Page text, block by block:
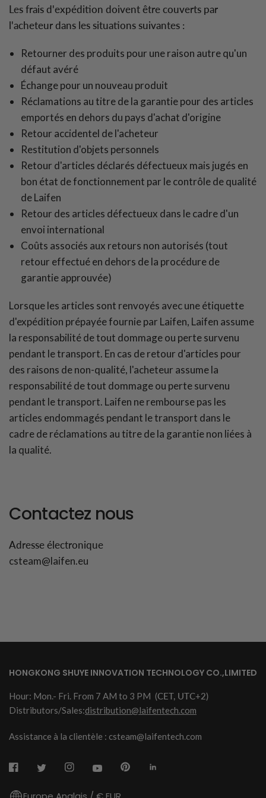
Les frais d'expédition doivent être couverts par
l'acheteur dans les situations suivantes :
Retourner des produits pour une raison autre qu'un
défaut avéré
Échange pour un nouveau produit
Réclamations au titre de la garantie pour des articles
emportés en dehors du pays d'achat d'origine
Retour accidentel de l'acheteur
Restitution d'objets personnels
Retour d'articles déclarés défectueux mais jugés en
bon état de fonctionnement par le contrôle de qualité
de Laifen
Retour des articles défectueux dans le cadre d'un
envoi international
Coûts associés aux retours non autorisés (tout
retour effectué en dehors de la procédure de
garantie approuvée)
Lorsque les articles sont renvoyés avec une étiquette
d'expédition prépayée fournie par Laifen, Laifen assume
la responsabilité de tout dommage ou perte survenu
pendant le transport. En cas de retour d'articles pour
des raisons de non-qualité, l'acheteur assume la
responsabilité de tout dommage ou perte survenu
pendant le transport. Laifen ne rembourse pas les
articles endommagés pendant le transport dans le
cadre de réclamations au titre de la garantie non liées à
la qualité.
Contactez nous
Adresse électronique
csteam@laifen.eu
HONGKONG SHUYE INNOVATION TECHNOLOGY CO.,LIMITED
Hour: Mon.- Fri. From 7 AM to 3 PM (CET, UTC+2)
Distributors/Sales:distribution@laifentech.com
Assistance à la clientèle : csteam@laifentech.com